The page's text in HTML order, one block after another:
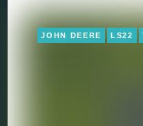
JOHN DEERE LS22